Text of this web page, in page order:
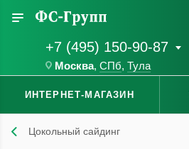
+7 (495) 150-90-87
Москва, СПб, Тула
ИНТЕРНЕТ-МАГАЗИН
Цокольный сайдинг